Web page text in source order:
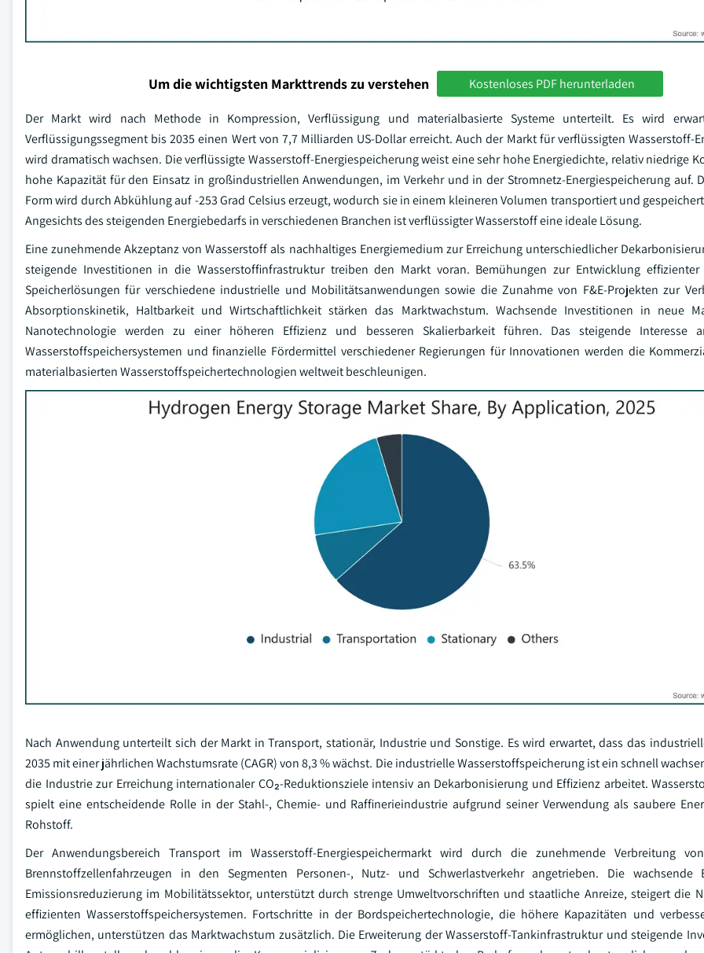
Um die wichtigsten Markttrends zu verstehen Kostenloses PDF herunterladen
Der Markt wird nach Methode in Kompression, Verflüssigung und materialbasierte Systeme unterteilt. Es wird
Verflüssigungssegment bis 2035 einen Wert von 7,7 Milliarden US-Dollar erreicht. Auch der Markt für verflüssigten Wasserstoff-
wird dramatisch wachsen. Die verflüssigte Wasserstoff-Energiespeicherung weist eine sehr hohe Energiedichte, relativ niedrige
hohe Kapazität für den Einsatz in großindustriellen Anwendungen, im Verkehr und in der Stromnetz-Energiespeicherung auf.
Form wird durch Abkühlung auf -253 Grad Celsius erzeugt, wodurch sie in einem kleineren Volumen transportiert und
Angesichts des steigenden Energiebedarfs in verschiedenen Branchen ist verflüssigter Wasserstoff eine ideale Lösung.
Eine zunehmende Akzeptanz von Wasserstoff als nachhaltiges Energiemedium zur Erreichung unterschiedlicher
steigende Investitionen in die Wasserstoffinfrastruktur treiben den Markt voran. Bemühungen zur Entwicklung
Speicherlösungen für verschiedene industrielle und Mobilitätsanwendungen sowie die Zunahme von F&E-Projekten zur
Absorptionskinetik, Haltbarkeit und Wirtschaftlichkeit stärken das Marktwachstum. Wachsende Investitionen in neue
Nanotechnologie werden zu einer höheren Effizienz und besseren Skalierbarkeit führen. Das steigende Interesse
Wasserstoffspeichersystemen und finanzielle Fördermittel verschiedener Regierungen für Innovationen werden die
materialbasierten Wasserstoffspeichertechnologien weltweit beschleunigen.
Nach Anwendung unterteilt sich der Markt in Transport, stationär, Industrie und Sonstige. Es wird erwartet, dass das
2035 mit einer jährlichen Wachstumsrate (CAGR) von 8,3 % wächst. Die industrielle Wasserstoffspeicherung ist ein schnell
die Industrie zur Erreichung internationaler CO₂-Reduktionsziele intensiv an Dekarbonisierung und Effizienz arbeitet.
spielt eine entscheidende Rolle in der Stahl-, Chemie- und Raffinerieindustrie aufgrund seiner Verwendung als saubere
Rohstoff.
Der Anwendungsbereich Transport im Wasserstoff-Energiespeichermarkt wird durch die zunehmende Verbreitung
Brennstoffzellenfahrzeugen in den Segmenten Personen-, Nutz- und Schwerlastverkehr angetrieben. Die wachsende
Emissionsreduzierung im Mobilitätssektor, unterstützt durch strenge Umweltvorschriften und staatliche Anreize, steigert die
effizienten Wasserstoffspeichersystemen. Fortschritte in der Bordspeichertechnologie, die höhere Kapazitäten und
ermöglichen, unterstützen das Marktwachstum zusätzlich. Die Erweiterung der Wasserstoff-Tankinfrastruktur und steigende